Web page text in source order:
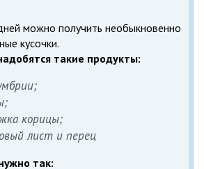
можно получить необыкновенно
кусочки.
такие продукты:
корицы;
лист и перец
так: